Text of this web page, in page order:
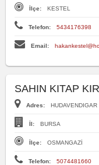
İlçe: KESTEL
Telefon: 5434176398
Email:
SAHIN KITAP
Adres:
İl: BURSA
İlçe: OSMANGAZİ
Telefon: 5074481660